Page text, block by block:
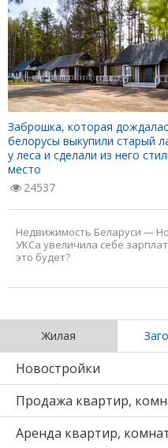
Заброшка, которая
белорусы выкупили старый
у леса и сделали из него
место
24537
Недвижимость Беларуси —
УКСа увеличила себе
это будет?
Жилая
Новостройки
Продажа квартир,
Аренда квартир,